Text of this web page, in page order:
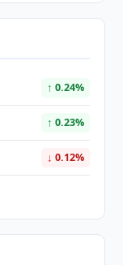
↑ 0.24%
↑ 0.23%
↓ 0.12%